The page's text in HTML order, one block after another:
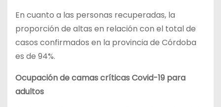
En cuanto a las personas recuperadas, la
proporción de altas en relación con el total de
casos confirmados en la provincia de Córdoba
es de 94%.
Ocupación de camas críticas Covid-19 para
adultos